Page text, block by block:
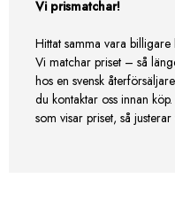
Vi prismatchar!
Hittat samma vara
Vi matchar priset – så
hos en svensk
du kontaktar oss innan
som visar priset, så justerar